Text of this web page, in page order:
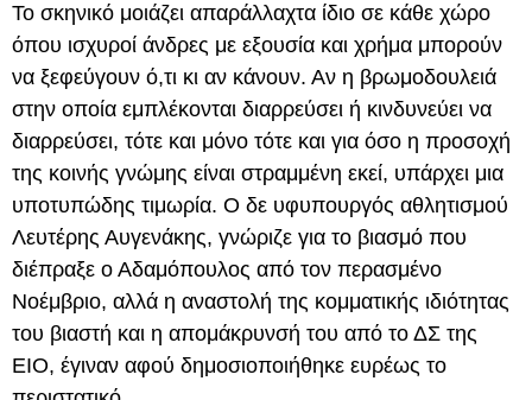
Το σκηνικό μοιάζει απαράλλαχτα ίδιο σε κάθε χώρο
όπου ισχυροί άνδρες με εξουσία και χρήμα μπορούν
να ξεφεύγουν ό,τι κι αν κάνουν. Αν η βρωμοδουλειά
στην οποία εμπλέκονται διαρρεύσει ή κινδυνεύει να
διαρρεύσει, τότε και μόνο τότε και για όσο η προσοχή
της κοινής γνώμης είναι στραμμένη εκεί, υπάρχει μια
υποτυπώδης τιμωρία. Ο δε υφυπουργός αθλητισμού
Λευτέρης Αυγενάκης, γνώριζε για το βιασμό που
διέπραξε ο Αδαμόπουλος από τον περασμένο
Νοέμβριο, αλλά η αναστολή της κομματικής ιδιότητας
του βιαστή και η απομάκρυνσή του από το ΔΣ της
ΕΙΟ, έγιναν αφού δημοσιοποιήθηκε ευρέως το